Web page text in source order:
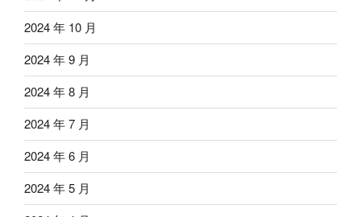
2024 年 10 月
2024 年 9 月
2024 年 8 月
2024 年 7 月
2024 年 6 月
2024 年 5 月